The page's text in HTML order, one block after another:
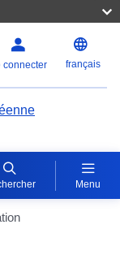
connecter français
Menu